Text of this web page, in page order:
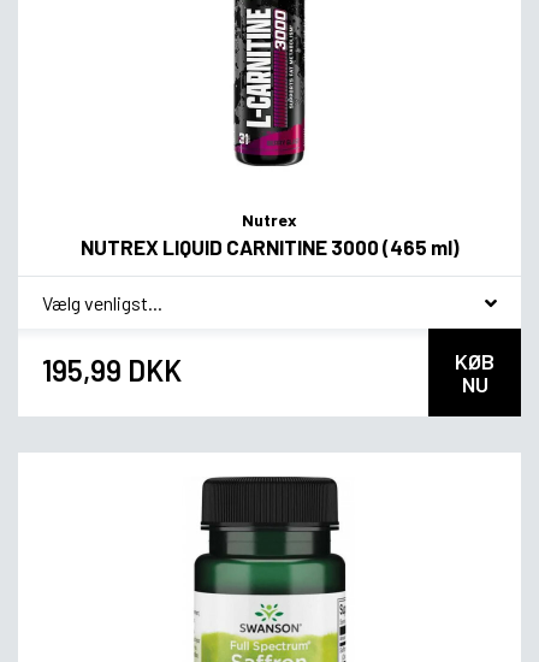
Nutrex
NUTREX LIQUID CARNITINE 3000 (465 ml)
* Smagsvariant
195,99 DKK
KØB
NU